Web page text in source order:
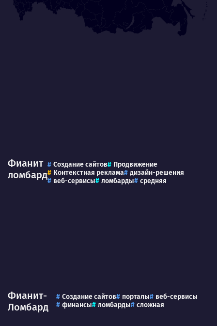
Умею
Фианит
ломбард
Создание сайтов
Продвижение
Контекстная реклама
дизайн-решения
веб-сервисы
ломбарды средняя
Фианит-
Ломбард
Создание сайтов порталы
веб-сервисы
финансы
ломбарды сложная